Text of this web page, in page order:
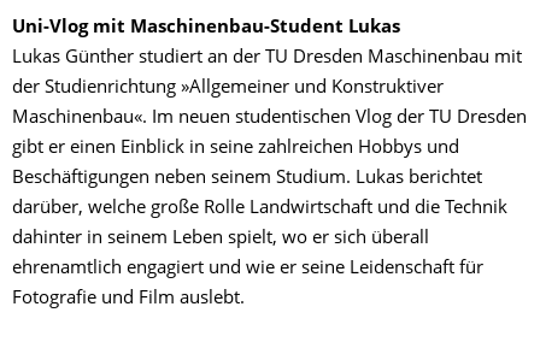
Uni-Vlog mit Maschinenbau-Student Lukas
Lukas Günther studiert an der TU Dresden Maschinenbau mit
der Studienrichtung »Allgemeiner und Konstruktiver
Maschinenbau«. Im neuen studentischen Vlog der TU Dresden
gibt er einen Einblick in seine zahlreichen Hobbys und
Beschäftigungen neben seinem Studium. Lukas berichtet
darüber, welche große Rolle Landwirtschaft und die Technik
dahinter in seinem Leben spielt, wo er sich überall
ehrenamtlich engagiert und wie er seine Leidenschaft für
Fotografie und Film auslebt.